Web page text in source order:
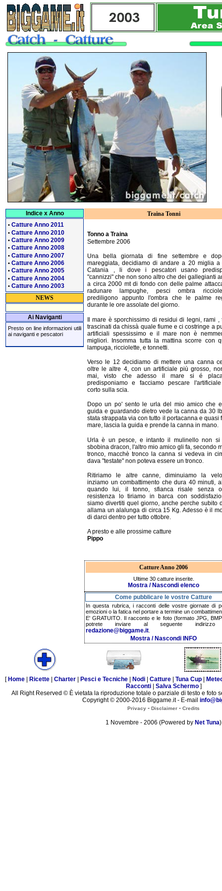
Indice x Anno
• Catture Anno 2011
• Catture Anno 2010
• Catture Anno 2009
• Catture Anno 2008
• Catture Anno 2007
• Catture Anno 2006
• Catture Anno 2005
• Catture Anno 2004
• Catture Anno 2003
NEWS
Ai Naviganti
Presto on line informazioni utili
ai naviganti e pescatori
Traina Tonni
Tonno a Traina
Settembre 2006
Una bella giornata di fine settembre e
mareggiata, decidiamo di andare a 20 miglia
Catania , li dove i pescatori usano
"cannizzi" che non sono altro che dei gallegianti
a circa 2000 mt di fondo con delle palme
radunare lampughe, pesci ombra
prediligono appunto l'ombra che le palme
durante le ore assolate del giorno.
Il mare è sporchissimo di residui di legni, rami ,
trascinati da chissà quale fiume e ci costringe a
artificiali spessissimo e il mare non è
migliori. Insomma tutta la mattina scorre con
lampuga, ricciolette, e tonnetti.
Verso le 12 decidiamo di mettere una canna
oltre le altre 4, con un artificiale più grosso,
mai, visto che adesso il mare si é
predisponiamo e facciamo pescare
corto sulla scia.
Dopo un po' sento le urla del mio amico che
guida e guardando dietro vede la canna da 30
stata strappata via con tutto il portacanna e quasi
mare, lascia la guida e prende la canna in mano.
Urla è un pesce, e intanto il mulinello non si
sbobina dracon, l'altro mio amico gli fa, secondo
tronco, macchè tronco la canna si vedeva in
dava "testate" non poteva essere un tronco.
Ritiriamo le altre canne, diminuiamo la
inziamo un combattimento che dura 40 minuti,
quando lui, il tonno, sfianca risale senza
resistenza lo tiriamo in barca con
siamo divertiti quel giorno, anche perche subito
allama un alalunga di circa 15 Kg. Adesso è il
di darci dentro per tutto ottobre.
A presto e alle prossime catture
Pippo
Catture Anno 2006
Ultime 30 catture inserite.
Mostra / Nascondi elenco
Come pubblicare le vostre Catture
In questa rubrica, i racconti delle vostre giornate di
emozioni o la fatica nel portare a termine un
E' GRATUITO. Il racconto e le foto (formato JPG,
potrete inviare al seguente indirizzo
redazione@biggame.it
Mostra / Nascondi INFO
[ Home Ricette Charter Pesci e Tecniche Nodi Catture Tuna Cup
Racconti| Salva Schermo]
All Right Reserved © È vietata la riproduzione totale o parziale di testo e foto
Copyright © 2000-2016 Biggame.it - E-mail
Privacy - Disclaimer - Credits
1 Novembre - 2006 (Powered by Net Tuna)